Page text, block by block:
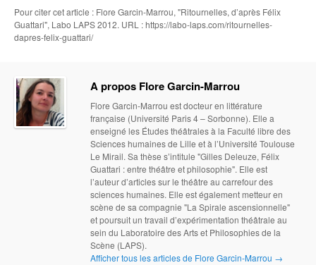
Pour citer cet article : Flore Garcin-Marrou, "Ritournelles, d’après Félix
Guattari", Labo LAPS 2012. URL : https://labo-laps.com/ritournelles-
dapres-felix-guattari/
A propos Flore Garcin-Marrou
Flore Garcin-Marrou est docteur en littérature
française (Université Paris 4 – Sorbonne). Elle a
enseigné les Études théâtrales à la Faculté libre des
Sciences humaines de Lille et à l’Université Toulouse
Le Mirail. Sa thèse s’intitule "Gilles Deleuze, Félix
Guattari : entre théâtre et philosophie". Elle est
l’auteur d’articles sur le théâtre au carrefour des
sciences humaines. Elle est également metteur en
scène de sa compagnie "La Spirale ascensionnelle"
et poursuit un travail d’expérimentation théâtrale au
sein du Laboratoire des Arts et Philosophies de la
Scène (LAPS).
Afficher tous les articles de Flore Garcin-Marrou →